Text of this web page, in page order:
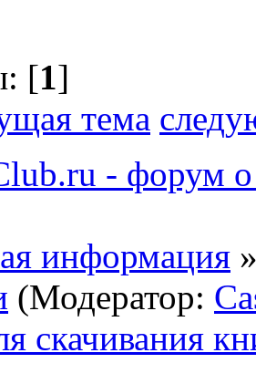
[1]
тема
- форум
информация
(Модератор:
скачивания